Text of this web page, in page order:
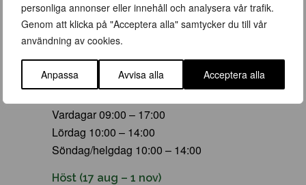
personliga annonser eller innehåll och analysera vår trafik.
Genom att klicka på "Acceptera alla" samtycker du till vår
användning av cookies.
Anpassa Avvisa alla Acceptera alla
Vår (23 mars – 28 juni)
Vardagar 09:00 – 19:00
Lördag 10:00 – 16:00
Söndag/helgdag 10:00 – 16:00
Vardagar 09:00 – 17:00
Lördag 10:00 – 14:00
Söndag/helgdag 10:00 – 14:00
Höst (17 aug – 1 nov)